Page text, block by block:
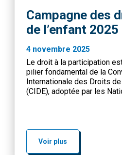
Campagne des
de l’enfant 2025
4 novembre 2025
Le droit à la participation
pilier fondamental de la
Internationale des Droits de
(CIDE), adoptée par les
possibilité d’exprimer
opinion sur toute question
l’intéressant, et ce dans
Voir plus